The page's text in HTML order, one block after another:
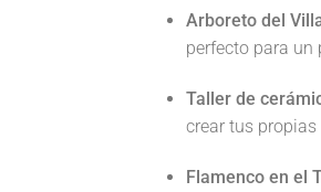
Arboreto del
perfecto para un
Taller de
crear tus propias
Flamenco en el